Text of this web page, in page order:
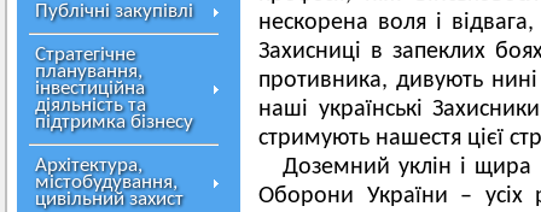
Публічні закупівлі
Стратегічне
планування,
інвестиційна
діяльність та
підтримка бізнесу
Архітектура,
містобудування,
цивільний захист
нескорена воля і
Захисниці в запеклих
противника, дивують нині
наші українські
стримують нашестя цієї
Доземний уклін і щира
Оборони України – усіх